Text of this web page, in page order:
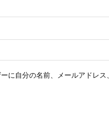
に自分の名前、メールアドレス